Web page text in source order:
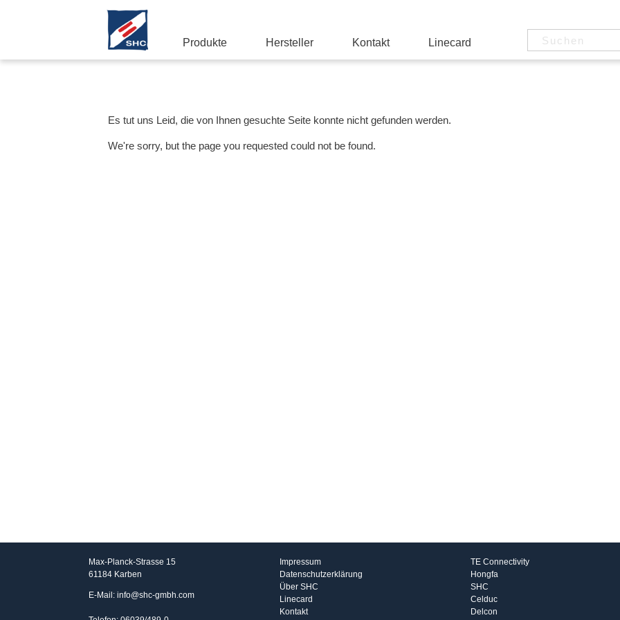
Produkte Hersteller Kontakt Linecard
Es tut uns Leid, die von Ihnen gesuchte Seite konnte nicht gefunden werden.
We're sorry, but the page you requested could not be found.
Max-Planck-Strasse 15
61184 Karben
E-Mail: info@shc-gmbh.com
Impressum
Datenschutzerklärung
Über SHC
Linecard
Kontakt
TE Connectivity
Hongfa
SHC
Celduc
Delcon